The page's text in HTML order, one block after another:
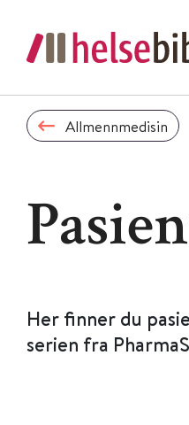
Allmennmedisin
Her finner du
serien fra